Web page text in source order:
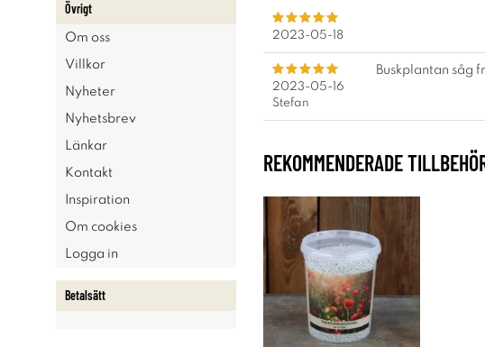
Övrigt
Om oss
Villkor
Nyheter
Nyhetsbrev
Länkar
Kontakt
Inspiration
Om cookies
Logga in
Betalsätt
2023-05-18
2023-05-16
Stefan
Buskplantan såg
REKOMMENDERADE